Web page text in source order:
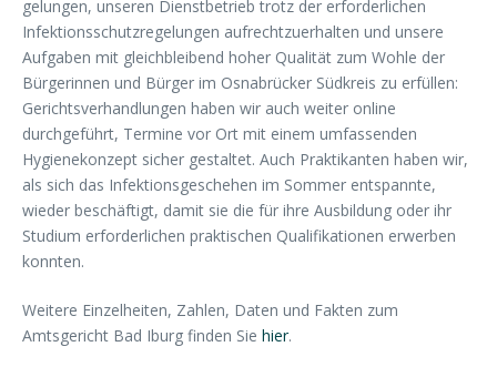
gelungen, unseren Dienstbetrieb trotz der erforderlichen
Infektionsschutzregelungen aufrechtzuerhalten und unsere
Aufgaben mit gleichbleibend hoher Qualität zum Wohle der
Bürgerinnen und Bürger im Osnabrücker Südkreis zu erfüllen:
Gerichtsverhandlungen haben wir auch weiter online
durchgeführt, Termine vor Ort mit einem umfassenden
Hygienekonzept sicher gestaltet. Auch Praktikanten haben wir,
als sich das Infektionsgeschehen im Sommer entspannte,
wieder beschäftigt, damit sie die für ihre Ausbildung oder ihr
Studium erforderlichen praktischen Qualifikationen erwerben
konnten.
Weitere Einzelheiten, Zahlen, Daten und Fakten zum
Amtsgericht Bad Iburg finden Sie hier.